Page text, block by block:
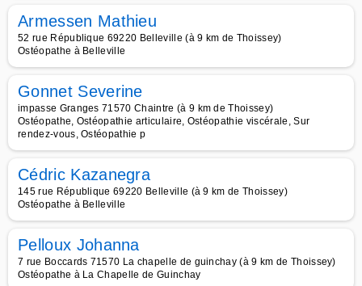
Armessen Mathieu
52 rue République 69220 Belleville (à 9 km de Thoissey)
Ostéopathe à Belleville
Gonnet Severine
impasse Granges 71570 Chaintre (à 9 km de Thoissey)
Ostéopathe, Ostéopathie articulaire, Ostéopathie viscérale, Sur
rendez-vous, Ostéopathie p
Cédric Kazanegra
145 rue République 69220 Belleville (à 9 km de Thoissey)
Ostéopathe à Belleville
Pelloux Johanna
7 rue Boccards 71570 La chapelle de guinchay (à 9 km de Thoissey)
Ostéopathe à La Chapelle de Guinchay